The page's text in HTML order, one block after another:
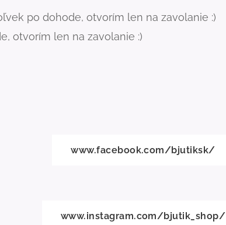
po dohode, otvorím len na zavolanie :)
otvorím len na zavolanie :)
www.facebook.com/bjutiksk/
www.instagram.com/bjutik_shop/